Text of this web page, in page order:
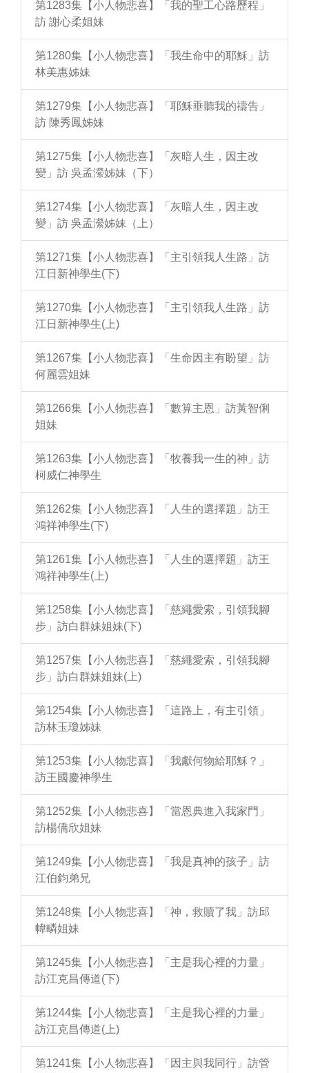
第1283集【小人物悲喜】「我的聖工心路歷程」
訪 謝心柔姐妹
第1280集【小人物悲喜】「我生命中的耶穌」訪
林美惠姊妹
第1279集【小人物悲喜】「耶穌垂聽我的禱告」
訪 陳秀鳳姊妹
第1275集【小人物悲喜】「灰暗人生，因主改
變」訪 吳孟瀠姊妹（下）
第1274集【小人物悲喜】「灰暗人生，因主改
變」訪 吳孟瀠姊妹（上）
第1271集【小人物悲喜】「主引領我人生路」訪
江日新神學生(下)
第1270集【小人物悲喜】「主引領我人生路」訪
江日新神學生(上)
第1267集【小人物悲喜】「生命因主有盼望」訪
何麗雲姐妹
第1266集【小人物悲喜】「數算主恩」訪黃智俐
姐妹
第1263集【小人物悲喜】「牧養我一生的神」訪
柯威仁神學生
第1262集【小人物悲喜】「人生的選擇題」訪王
鴻祥神學生(下)
第1261集【小人物悲喜】「人生的選擇題」訪王
鴻祥神學生(上)
第1258集【小人物悲喜】「慈繩愛索，引領我腳
步」訪白群妹姐妹(下)
第1257集【小人物悲喜】「慈繩愛索，引領我腳
步」訪白群妹姐妹(上)
第1254集【小人物悲喜】「這路上，有主引領」
訪林玉瓊姊妹
第1253集【小人物悲喜】「我獻何物給耶穌？」
訪王國慶神學生
第1252集【小人物悲喜】「當恩典進入我家門」
訪楊僑欣姐妹
第1249集【小人物悲喜】「我是真神的孩子」訪
江伯鈞弟兄
第1248集【小人物悲喜】「神，救贖了我」訪邱
幃疄姐妹
第1245集【小人物悲喜】「主是我心裡的力量」
訪江克昌傳道(下)
第1244集【小人物悲喜】「主是我心裡的力量」
訪江克昌傳道(上)
第1241集【小人物悲喜】「因主與我同行」訪管